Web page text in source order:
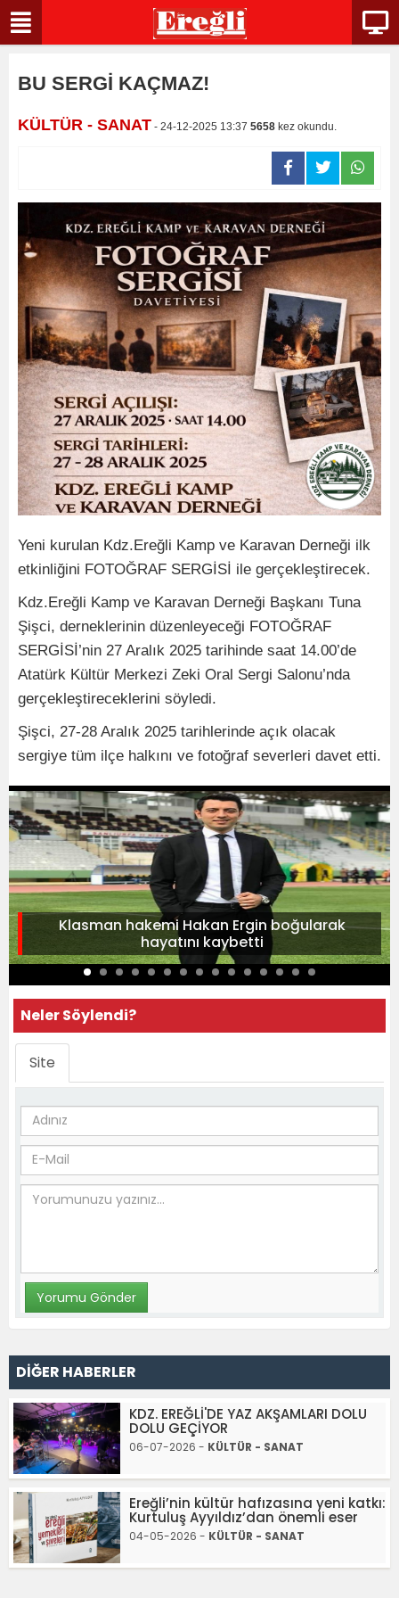
BU SERGİ KAÇMAZ!
KÜLTÜR - SANAT - 24-12-2025 13:37 5658 kez okundu.
Yeni kurulan Kdz.Ereğli Kamp ve Karavan Derneği ilk
etkinliğini FOTOĞRAF SERGİSİ ile gerçekleştirecek.
Kdz.Ereğli Kamp ve Karavan Derneği Başkanı Tuna
Şişci, derneklerinin düzenleyeceği FOTOĞRAF
SERGİSİ’nin 27 Aralık 2025 tarihinde saat 14.00’de
Atatürk Kültür Merkezi Zeki Oral Sergi Salonu’nda
gerçekleştireceklerini söyledi.
Şişci, 27-28 Aralık 2025 tarihlerinde açık olacak
sergiye tüm ilçe halkını ve fotoğraf severleri davet etti.
Klasman hakemi Hakan Ergin boğularak
hayatını kaybetti
Neler Söylendi?
Site
DİĞER HABERLER
KDZ. EREĞLİ'DE YAZ AKŞAMLARI DOLU
DOLU GEÇİYOR
06-07-2026 - KÜLTÜR - SANAT
Ereğli’nin kültür hafızasına yeni katkı:
Kurtuluş Ayyıldız’dan önemli eser
04-05-2026 - KÜLTÜR - SANAT